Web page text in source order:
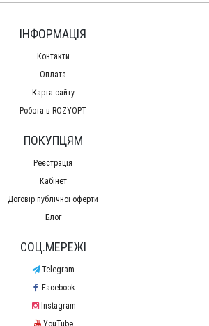
ІНФОРМАЦІЯ
Контакти
Оплата
Карта сайту
Робота в ROZYOPT
ПОКУПЦЯМ
Реєстрація
Кабінет
Договір публічної оферти
Блог
СОЦ.МЕРЕЖІ
Telegram
Facebook
Instagram
YouTube